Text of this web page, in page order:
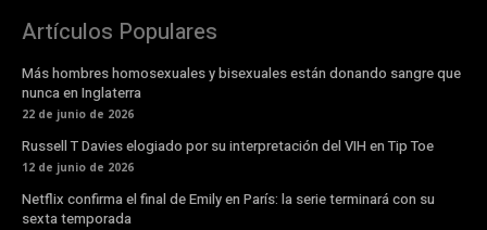
Artículos Populares
Más hombres homosexuales y bisexuales están donando sangre que
nunca en Inglaterra
22 de junio de 2026
Russell T Davies elogiado por su interpretación del VIH en Tip Toe
12 de junio de 2026
Netflix confirma el final de Emily en París: la serie terminará con su
sexta temporada